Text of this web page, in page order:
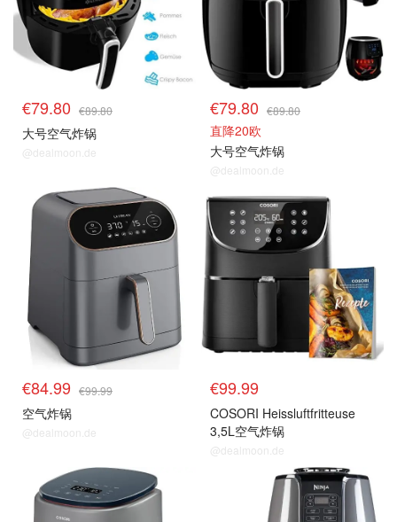
€79.80 €89.80
大号空气炸锅
@dealmoon.de
€79.80 €89.80
直降20欧
大号空气炸锅
@dealmoon.de
空气炸锅
€84.99 €99.99
空气炸锅
@dealmoon.de
空气炸锅
€99.99
COSORI Heissluftfritteuse
3,5L空气炸锅
@dealmoon.de
空气炸锅